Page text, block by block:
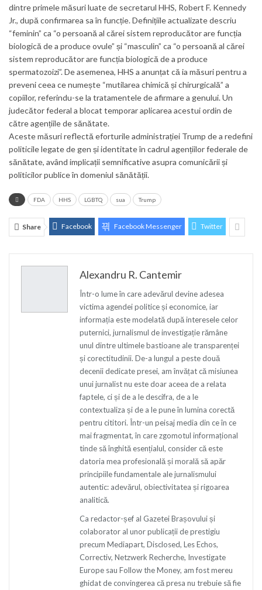
dintre primele măsuri luate de secretarul HHS, Robert F. Kennedy
Jr., după confirmarea sa în funcție. Definițiile actualizate descriu
“feminin” ca “o persoană al cărei sistem reproducător are funcția
biologică de a produce ovule” și “masculin” ca “o persoană al cărei
sistem reproducător are funcția biologică de a produce
spermatozoizi”. De asemenea, HHS a anunțat că ia măsuri pentru a
preveni ceea ce numește “mutilarea chimică și chirurgicală” a
copiilor, referindu-se la tratamentele de afirmare a genului. Un
judecător federal a blocat temporar aplicarea acestui ordin de
către agențiile de sănătate.
Aceste măsuri reflectă eforturile administrației Trump de a redefini
politicile legate de gen și identitate în cadrul agențiilor federale de
sănătate, având implicații semnificative asupra comunicării și
politicilor publice în domeniul sănătății.
FDA HHS LGBTQ sua Trump
Share Facebook Facebook Messenger Twitter
Alexandru R. Cantemir
Într-o lume în care adevărul devine adesea
victima agendei politice și economice, iar
informația este modelată după interesele celor
puternici, jurnalismul de investigație rămâne
unul dintre ultimele bastioane ale transparenței
și corectitudinii. De-a lungul a peste două
decenii dedicate presei, am învățat că misiunea
unui jurnalist nu este doar aceea de a relata
faptele, ci și de a le descifra, de a le
contextualiza și de a le pune în lumina corectă
pentru cititori. Într-un peisaj media din ce în ce
mai fragmentat, în care zgomotul informațional
tinde să înghită esențialul, consider că este
datoria mea profesională și morală să apăr
principiile fundamentale ale jurnalismului
autentic: adevărul, obiectivitatea și rigoarea
analitică.
Ca redactor-șef al Gazetei Brașovului și
colaborator al unor publicații de prestigiu
precum Mediapart, Disclosed, Les Echos,
Correctiv, Netzwerk Recherche, Investigate
Europe sau Follow the Money, am fost mereu
ghidat de convingerea că presa nu trebuie să fie